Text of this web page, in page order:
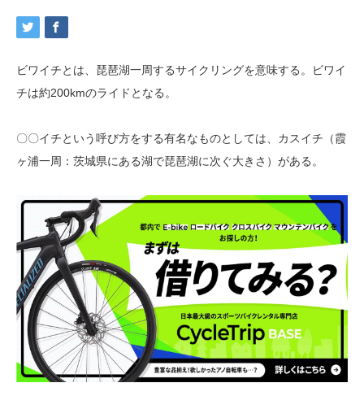
ビワイチとは、琵琶湖一周するサイクリングを意味する。ビワイ
チは約200kmのライドとなる。
〇〇イチという呼び方をする有名なものとしては、カスイチ（霞
ヶ浦一周：茨城県にある湖で琵琶湖に次ぐ大きさ）がある。